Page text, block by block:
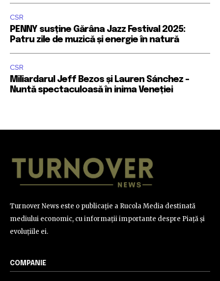
CSR
PENNY susține Gărâna Jazz Festival 2025:
Patru zile de muzică și energie în natură
CSR
Miliardarul Jeff Bezos și Lauren Sánchez –
Nuntă spectaculoasă în inima Veneției
Turnover News este o publicație a Rucola Media destinată
mediului economic, cu informații importante despre Piață și
evoluțiile ei.
COMPANIE